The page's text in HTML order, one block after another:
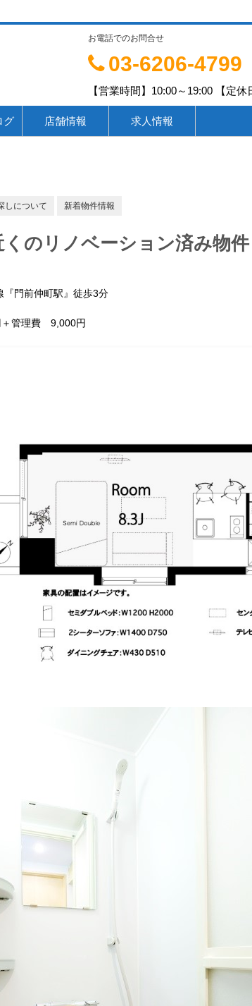
お電話でのお問合せ
03-6206-4799
【営業時間】10:00～19:00 【定
グ 店舗情報 求人情報
しについて 新着物件情報
のリノベーション済み物件
『門前仲町駅』徒歩3分
管理費 9,000円